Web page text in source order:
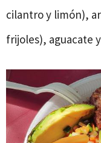
cilantro y limón),
frijoles), aguacate